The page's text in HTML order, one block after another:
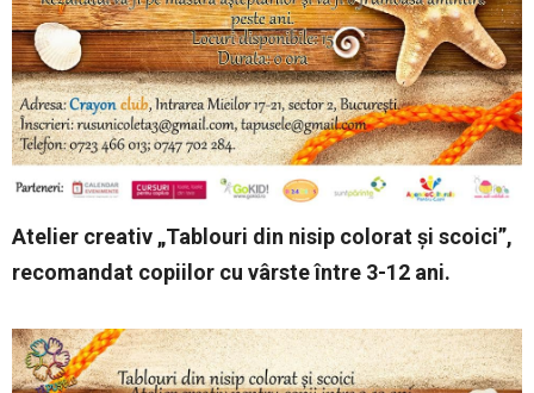
Atelier creativ „Tablouri din nisip colorat şi scoici”,
recomandat copiilor cu vârste între 3-12 ani.